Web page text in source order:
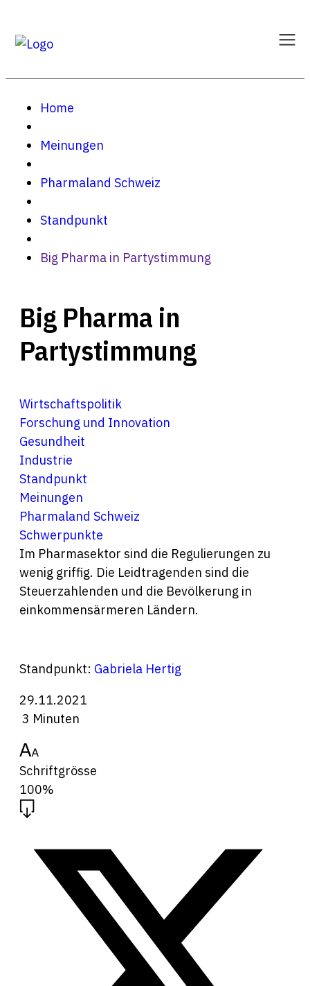
Home
Meinungen
Pharmaland Schweiz
Standpunkt
Big Pharma in Partystimmung
Big Pharma in
Partystimmung
Wirtschaftspolitik
Forschung und Innovation
Gesundheit
Industrie
Standpunkt
Meinungen
Pharmaland Schweiz
Schwerpunkte
Im Pharmasektor sind die Regulierungen zu
wenig griffig. Die Leidtragenden sind die
Steuerzahlenden und die Bevölkerung in
einkommensärmeren Ländern.
Standpunkt: Gabriela Hertig
29.11.2021
3 Minuten
Schriftgrösse
100%